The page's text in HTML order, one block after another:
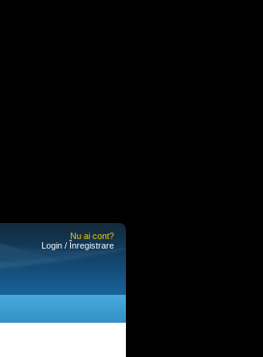
Nu ai cont?
Login / Înregistrare